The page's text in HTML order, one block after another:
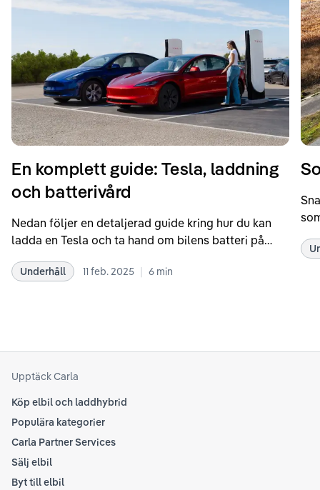
En komplett guide: Tesla, laddning
och batterivård
Nedan följer en detaljerad guide kring hur du kan
ladda en Tesla och ta hand om bilens batteri på
rekommendationer samt våra egna erfarenheter
Underhåll 11 feb. 2025 | 6 min
att
Upptäck Carla
Köp elbil och laddhybrid
Populära kategorier
Carla Partner Services
Sälj elbil
Byt till elbil